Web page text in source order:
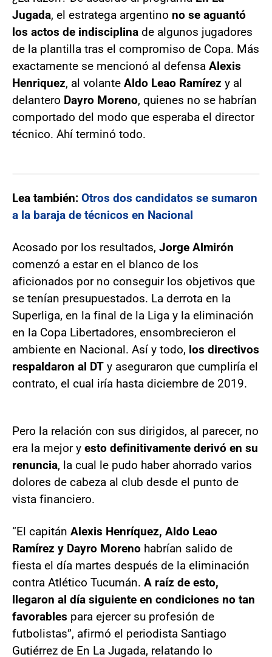
Jugada, el estratega argentino no se aguantó
los actos de indisciplina de algunos jugadores
de la plantilla tras el compromiso de Copa. Más
exactamente se mencionó al defensa Alexis
Henriquez, al volante Aldo Leao Ramírez y al
delantero Dayro Moreno, quienes no se habrían
comportado del modo que esperaba el director
técnico. Ahí terminó todo.
Lea también: Otros dos candidatos se sumaron
a la baraja de técnicos en Nacional
Acosado por los resultados, Jorge Almirón
comenzó a estar en el blanco de los
aficionados por no conseguir los objetivos que
se tenían presupuestados. La derrota en la
Superliga, en la final de la Liga y la eliminación
en la Copa Libertadores, ensombrecieron el
ambiente en Nacional. Así y todo, los directivos
respaldaron al DT y aseguraron que cumpliría el
contrato, el cual iría hasta diciembre de 2019.
Pero la relación con sus dirigidos, al parecer, no
era la mejor y esto definitivamente derivó en su
renuncia, la cual le pudo haber ahorrado varios
dolores de cabeza al club desde el punto de
vista financiero.
“El capitán Alexis Henríquez, Aldo Leao
Ramírez y Dayro Moreno habrían salido de
fiesta el día martes después de la eliminación
contra Atlético Tucumán. A raíz de esto,
llegaron al día siguiente en condiciones no tan
favorables para ejercer su profesión de
futbolistas”, afirmó el periodista Santiago
Gutiérrez de En La Jugada, relatando lo